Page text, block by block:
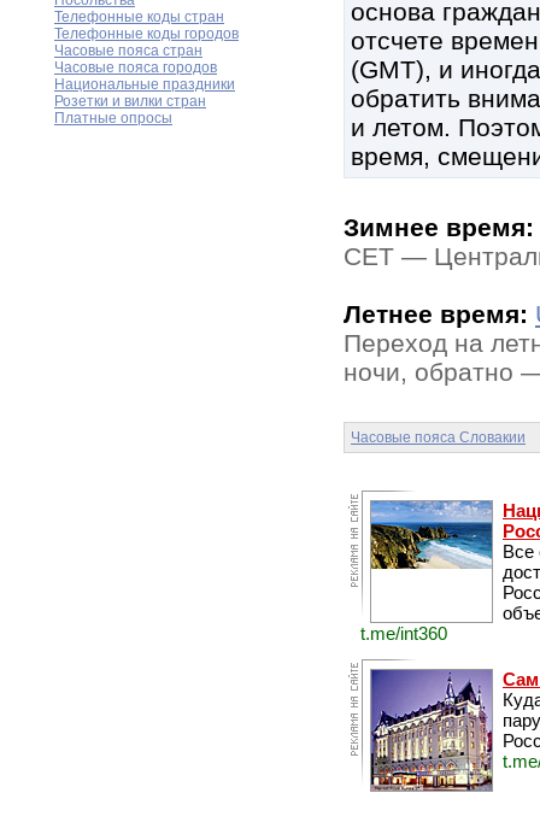
Телефонные коды стран
Телефонные коды городов
Часовые пояса стран
Часовые пояса городов
Национальные праздники
Розетки и вилки стран
Платные опросы
основа
отсчете
(GMT), и
обратить
и летом.
время,
Зимнее время:
CET —
Летнее время:
Переход на
ночи, обратно
Часовые пояса Словакии
Все
t.me/int360